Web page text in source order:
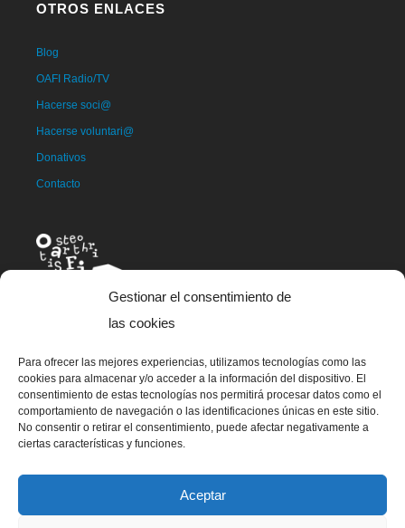
Gestionar el consentimiento de
las cookies
Para ofrecer las mejores experiencias, utilizamos tecnologías como las
cookies para almacenar y/o acceder a la información del dispositivo. El
consentimiento de estas tecnologías nos permitirá procesar datos como el
comportamiento de navegación o las identificaciones únicas en este sitio.
No consentir o retirar el consentimiento, puede afectar negativamente a
ciertas características y funciones.
Aceptar
OTROS ENLACES
Blog
OAFI Radio/TV
Hacerse soci@
Hacerse voluntari@
Donativos
Contacto
La mascota de OAFI, llamada OAFITO fue creada de manera
exclusiva y altruista por el artista Xavier Mariscal.